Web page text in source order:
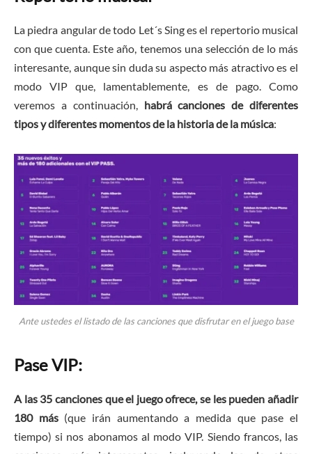
La piedra angular de todo Let´s Sing es el repertorio musical
con que cuenta. Este año, tenemos una selección de lo más
interesante, aunque sin duda su aspecto más atractivo es el
modo VIP que, lamentablemente, es de pago. Como
veremos a continuación, habrá canciones de diferentes
tipos y diferentes momentos de la historia de la música:
Ante ustedes el listado de las canciones que disfrutar en el juego base
Pase VIP:
A las 35 canciones que el juego ofrece, se les pueden añadir
180 más(que irán aumentando a medida que pase el
tiempo) si nos abonamos al modo VIP. Siendo francos, las